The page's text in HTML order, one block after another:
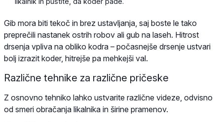
Gib mora biti tekoč in brez ustavljanja, saj boste le tako
preprečili nastanek ostrih robov ali gub na laseh. Hitrost
drsenja vpliva na obliko kodra – počasnejše drsenje ustvari
bolj izrazit koder, hitrejše pa mehkejši val.
Različne tehnike za različne pričeske
Z osnovno tehniko lahko ustvarite različne videze, odvisno
od smeri obračanja likalnika in širine pramenov.